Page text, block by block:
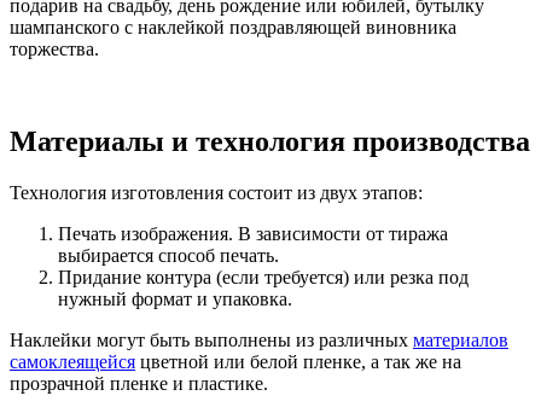
подарив на свадьбу, день рождение или юбилей, бутылку
шампанского с наклейкой поздравляющей виновника
торжества.
Материалы и технология производства
Технология изготовления состоит из двух этапов:
Печать изображения. В зависимости от тиража
выбирается способ печать.
Придание контура (если требуется) или резка под
нужный формат и упаковка.
Наклейки могут быть выполнены из различных материалов
самоклеящейся цветной или белой пленке, а так же на
прозрачной пленке и пластике.